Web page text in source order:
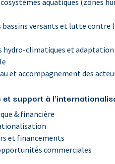
aquatiques (zones
bassins versants et lutte contre
hydro-climatiques et adaptation
et accompagnement des
support à
& financière
et financements
commerciales